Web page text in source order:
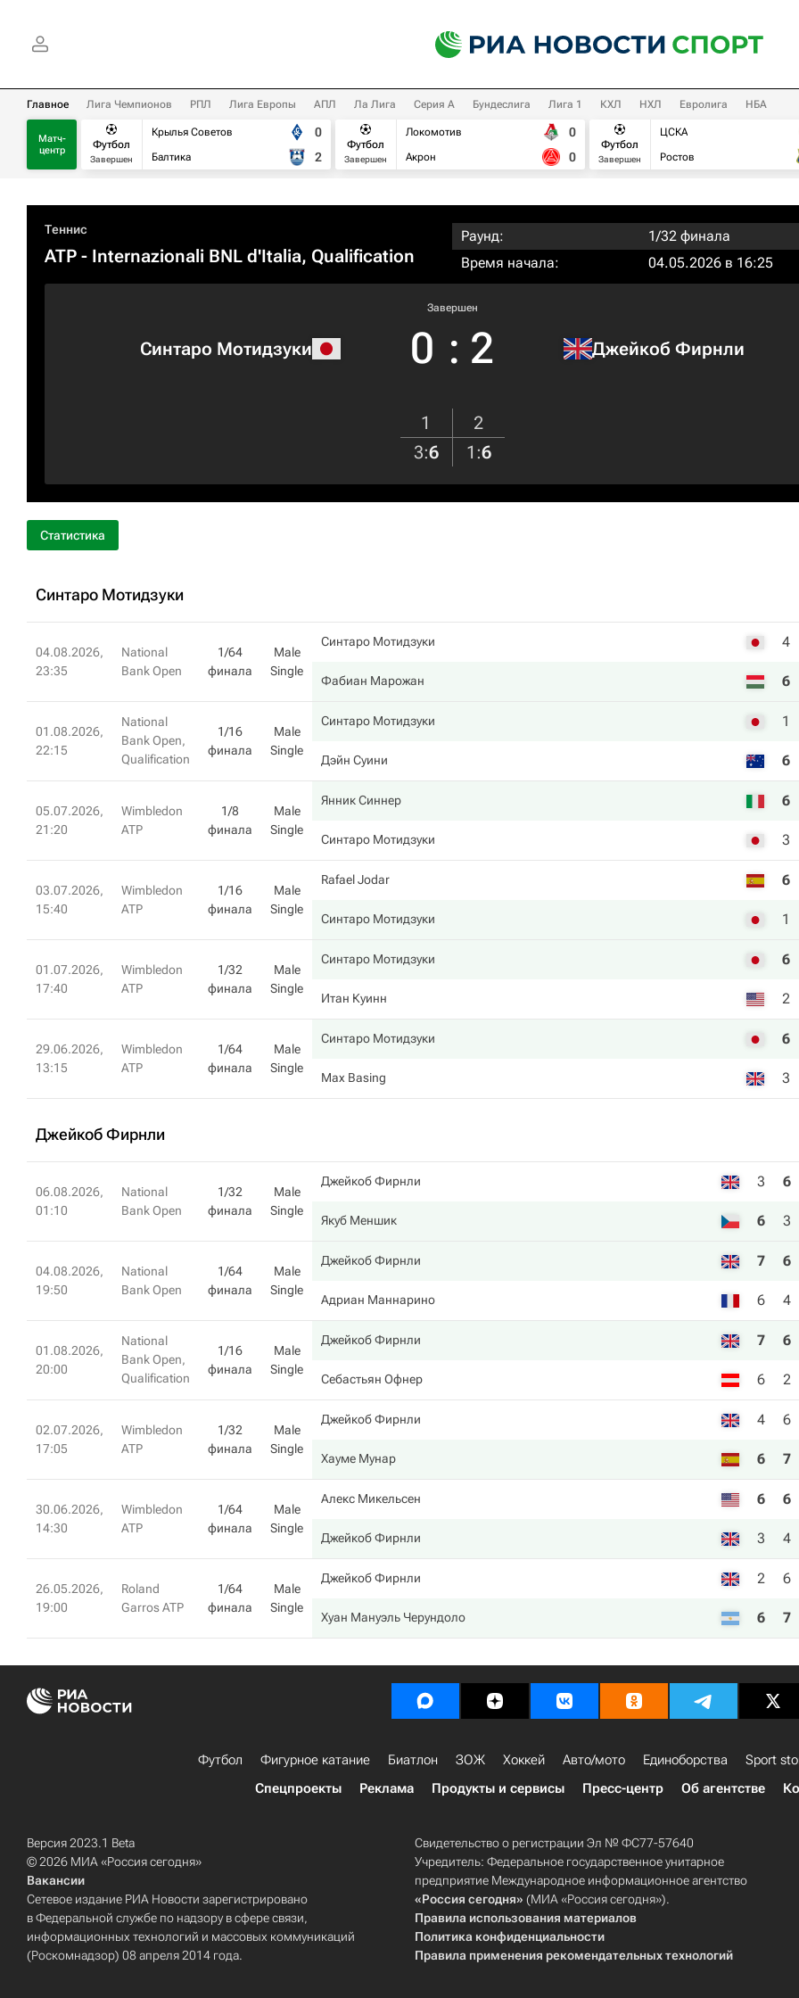
Главное Лига Чемпионов РПЛ Лига Европы АПЛ Ла Лига Серия А Бундеслига Лига 1 КХЛ НХЛ Евролига НБА
Матч-
центр
Футбол
Завершен
Крылья Советов
Балтика
0
2
Футбол
Завершен
Локомотив
Акрон
0
0
Футбол
Завершен
ЦСКА
Ростов
Теннис
ATP - Internazionali BNL d'Italia, Qualification
Раунд:
1/32 финала
Время начала:
04.05.2026 в 16:25
Синтаро Мотидзуки
Завершен
0 : 2 Джейкоб Фирнли
1
2
3:6 1 :6
Статистика
Синтаро Мотидзуки
04.08.2026,
23:35
National
Bank Open
1/64
финала
Male
Single
Синтаро Мотидзуки 4
Фабиан Марожан 6
01.08.2026,
22:15
National
Bank Open,
Qualification
1/16
финала
Male
Single
Синтаро Мотидзуки 1
Дэйн Суини 6
05.07.2026,
21:20
Wimbledon
ATP
1/8
финала
Male
Single
Янник Синнер 6
Синтаро Мотидзуки 3
03.07.2026,
15:40
Wimbledon
ATP
1/16
финала
Male
Single
Rafael Jodar 6
Синтаро Мотидзуки 1
01.07.2026,
17:40
Wimbledon
ATP
1/32
финала
Male
Single
Синтаро Мотидзуки 6
Итан Куинн 2
29.06.2026,
13:15
Wimbledon
ATP
1/64
финала
Male
Single
Синтаро Мотидзуки 6
Max Basing 3
Джейкоб Фирнли
06.08.2026,
01:10
National
Bank Open
1/32
финала
Male
Single
Джейкоб Фирнли 3 6
Якуб Меншик 6 3
04.08.2026,
19:50
National
Bank Open
1/64
финала
Male
Single
Джейкоб Фирнли 7 6
Адриан Маннарино 6 4
01.08.2026,
20:00
National
Bank Open,
Qualification
1/16
финала
Male
Single
Джейкоб Фирнли 7 6
Себастьян Офнер 6 2
02.07.2026,
17:05
Wimbledon
ATP
1/32
финала
Male
Single
Джейкоб Фирнли 4 6
Хауме Мунар 6 7
30.06.2026,
14:30
Wimbledon
ATP
1/64
финала
Male
Single
Алекс Микельсен 6 6
Джейкоб Фирнли 3 4
26.05.2026,
19:00
Roland
Garros ATP
1/64
финала
Male
Single
Джейкоб Фирнли 2 6
Хуан Мануэль Черундоло 6 7
Футбол Фигурное катание Биатлон ЗОЖ Хоккей Авто/мото Единоборства Sport
Спецпроекты
Реклама Продукты и сервисы Пресс-центр Об агентстве
Версия 2023.1 Beta
© 2026 МИА «Россия сегодня»
Вакансии
Сетевое издание РИА Новости зарегистрировано
в Федеральной службе по надзору в сфере связи,
информационных технологий и массовых коммуникаций
(Роскомнадзор) 08 апреля 2014 года.
Свидетельство о регистрации Эл № ФС77-57640
Учредитель: Федеральное государственное унитарное
предприятие Международное информационное агентство
«Россия сегодня» (МИА «Россия сегодня»).
Правила использования материалов
Политика конфиденциальности
Правила применения рекомендательных технологий